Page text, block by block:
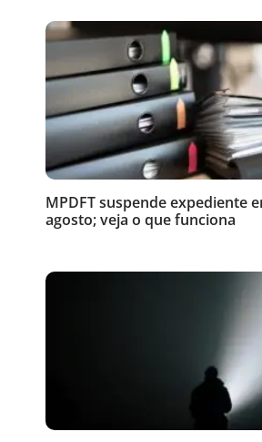
MPDFT suspende expediente
agosto; veja o que funciona